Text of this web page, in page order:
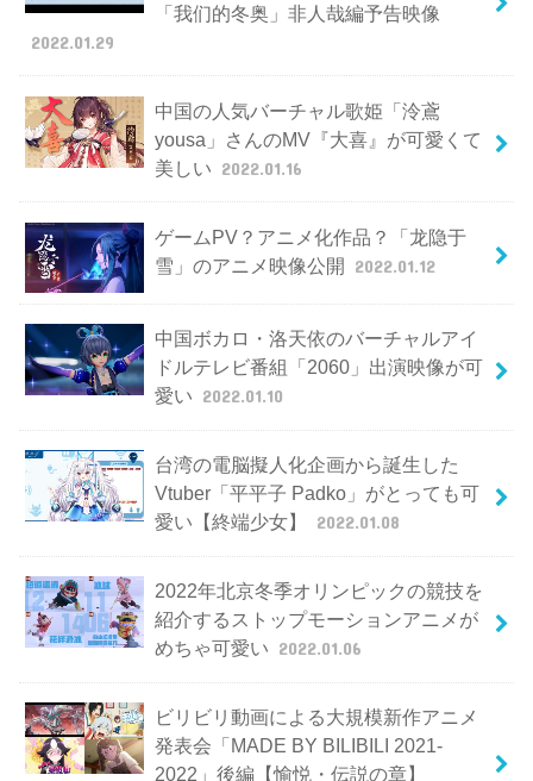
「我们的冬奥」非人哉編予告映像
2022.01.29
中国の人気バーチャル歌姫「泠鳶
yousa」さんのMV『大喜』が可愛くて
美しい 2022.01.16
ゲームPV？アニメ化作品？「龙隐于
雪」のアニメ映像公開 2022.01.12
中国ボカロ・洛天依のバーチャルアイ
ドルテレビ番組「2060」出演映像が可
愛い 2022.01.10
台湾の電脳擬人化企画から誕生した
Vtuber「平平子 Padko」がとっても可
愛い【終端少女】
2022.01.08
2022年北京冬季オリンピックの競技を
紹介するストップモーションアニメが
めちゃ可愛い 2022.01.06
ビリビリ動画による大規模新作アニメ
発表会「MADE BY BILIBILI 2021-
2022」後編【愉悦・伝説の章】